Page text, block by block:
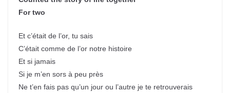
For two
Et c’était de l’or, tu sais
C’était comme de l’or notre histoire
Et si jamais
Si je m’en sors à peu près
Ne t’en fais pas qu’un jour ou l’autre je te retrouverais